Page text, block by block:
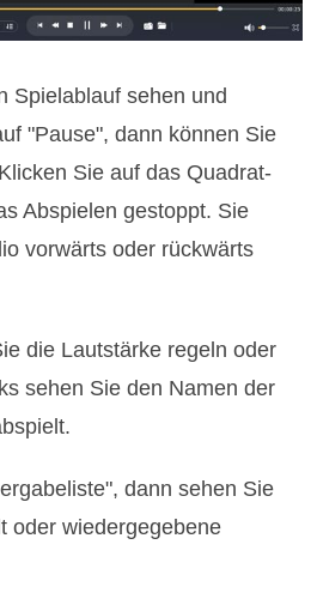
Spielablauf sehen und
"Pause", dann können Sie
Sie auf das Quadrat-
Abspielen gestoppt. Sie
vorwärts oder rückwärts
die Lautstärke regeln oder
sehen Sie den Namen der
dann sehen Sie
oder wiedergegebene